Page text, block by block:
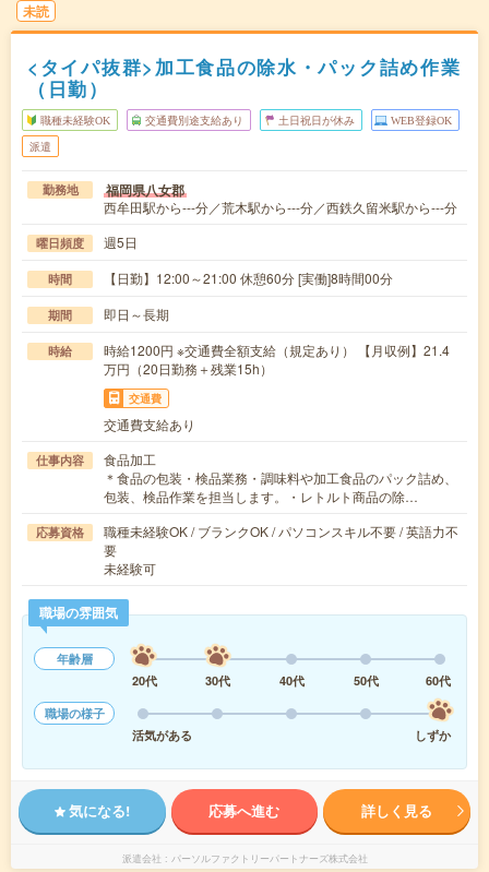
未読
<タイパ抜群>加工食品の除水・パック詰め作業
（日勤）
職種未経験OK 交通費別途支給あり 土日祝日が休み WEB登録OK
派遣
勤務地 福岡県八女郡
西牟田駅から---分／荒木駅から---分／西鉄久留米駅から---分
曜日頻度 週5日
時間 【日勤】12:00～21:00 休憩60分 [実働]8時間00分
期間 即日～長期
時給
時給1200円 ※交通費全額支給（規定あり） 【月収例】21.4
万円（20日勤務＋残業15h）
交通費
交通費支給あり
仕事内容
食品加工
＊食品の包装・検品業務・調味料や加工食品のパック詰め、
包装、検品作業を担当します。・レトルト商品の除…
応募資格
職種未経験OK / ブランクOK / パソコンスキル不要 / 英語力不
要
未経験可
職場の雰囲気
年齢層
20代
30代 40代 50代
60代
職場の様子
活気がある
しずか
気になる! 応募へ進む 詳しく見る
派遣会社 パーソルファクトリーパートナーズ株式会社